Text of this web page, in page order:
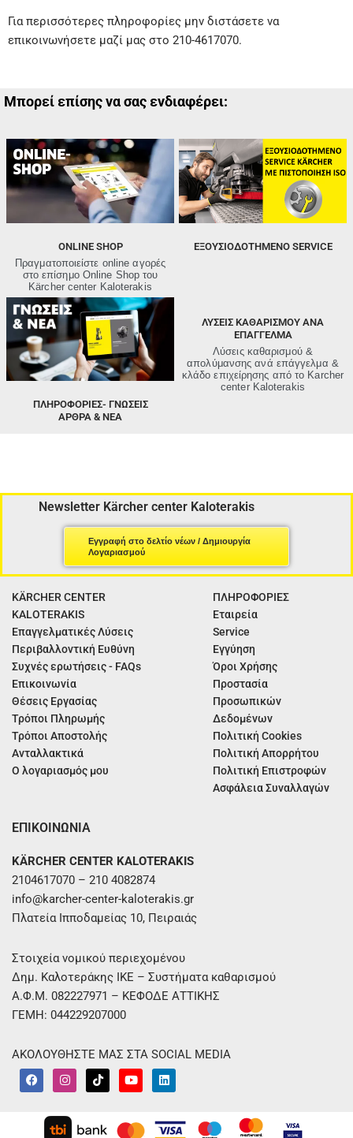
Για περισσότερες πληροφορίες μην διστάσετε να
επικοινωνήσετε μαζί μας στο 210-4617070.
Μπορεί επίσης να σας ενδιαφέρει:
ONLINE SHOP
Πραγματοποιείστε online αγορές
στο επίσημο Online Shop του
Kärcher center Kaloterakis
ΕΞΟΥΣΙΟΔΟΤΗΜΕΝΟ SERVICE
ΠΛΗΡΟΦΟΡΙΕΣ- ΓΝΩΣΕΙΣ
ΑΡΘΡΑ & ΝΕΑ
ΛΥΣΕΙΣ ΚΑΘΑΡΙΣΜΟΥ ΑΝΑ
ΕΠΑΓΓΕΛΜΑ
Λύσεις καθαρισμού &
απολύμανσης ανά επάγγελμα &
κλάδο επιχείρησης από τo Karcher
center Kaloterakis
Newsletter Kärcher center Kaloterakis
Εγγραφή στο δελτίο νέων / Δημιουργία
Λογαριασμού
KÄRCHER CENTER
KALOTERAKIS
Επαγγελματικές Λύσεις
Περιβαλλοντική Ευθύνη
Συχνές ερωτήσεις - FAQs
Επικοινωνία
Θέσεις Εργασίας
Τρόποι Πληρωμής
Τρόποι Αποστολής
Ανταλλακτικά
Ο λογαριασμός μου
ΠΛΗΡΟΦΟΡΙΕΣ
Εταιρεία
Service
Εγγύηση
Όροι Χρήσης
Προστασία
Προσωπικών
Δεδομένων
Πολιτική Cookies
Πολιτική Απορρήτου
Πολιτική Επιστροφών
Ασφάλεια Συναλλαγών
ΕΠΙΚΟΙΝΩΝΙΑ
KÄRCHER CENTER KALOTERAKIS
2104617070 – 210 4082874
info@karcher-center-kaloterakis.gr
Πλατεία Ιπποδαμείας 10, Πειραιάς
Στοιχεία νομικού περιεχομένου
Δημ. Καλοτεράκης ΙΚΕ – Συστήματα καθαρισμού
Α.Φ.Μ. 082227971 – ΚΕΦΟΔΕ ΑΤΤΙΚΗΣ
ΓΕΜΗ: 044229207000
ΑΚΟΛΟΥΘΗΣΤΕ ΜΑΣ ΣΤΑ SOCIAL MEDIA
F
a
c
I
n
s
a
g
T
i
k
o
k
Y
o
u
u
b
L
i
n
e
d